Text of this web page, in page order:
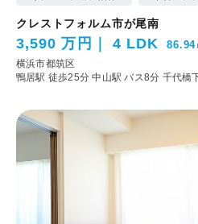
クレストフォルム市が尾南
3,590 万円 4 LDK 86.94
横浜市都筑区
鴨居駅 徒歩25分中山駅 バス8分 千代橋